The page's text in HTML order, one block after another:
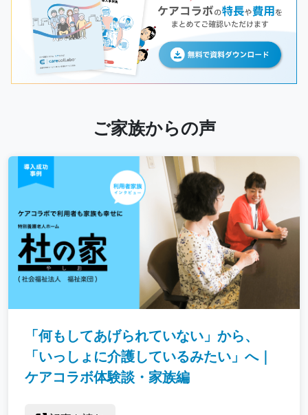
ご家族からの声
「何もしてあげられていない」から、
「いっしょに介護しているみたい」へ｜
ケアコラボ体験談・家族編